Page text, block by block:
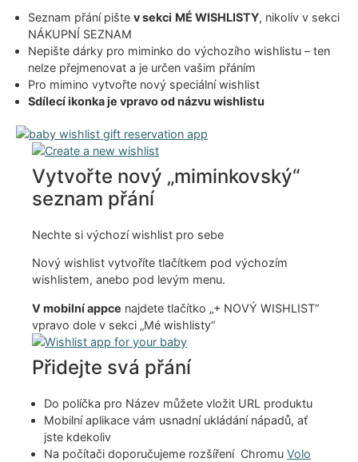
Seznam přání pište v sekci MÉ WISHLISTY, nikoliv v sekci
NÁKUPNÍ SEZNAM
Nepište dárky pro miminko do výchozího wishlistu – ten
nelze přejmenovat a je určen vašim přáním
Pro mimino vytvořte nový speciální wishlist
Sdílecí ikonka je vpravo od názvu wishlistu
Vytvořte nový „miminkovský“
seznam přání
Nechte si výchozí wishlist pro sebe
Nový wishlist vytvoříte tlačítkem pod výchozím
wishlistem, anebo pod levým menu.
V mobilní appce najdete tlačítko „+ NOVÝ WISHLIST“
vpravo dole v sekci „Mé wishlisty“
Přidejte svá přání
Do políčka pro Název můžete vložit URL produktu
Mobilní aplikace vám usnadní ukládání nápadů, ať
jste kdekoliv
Na počítači doporučujeme rozšíření Chromu Volo